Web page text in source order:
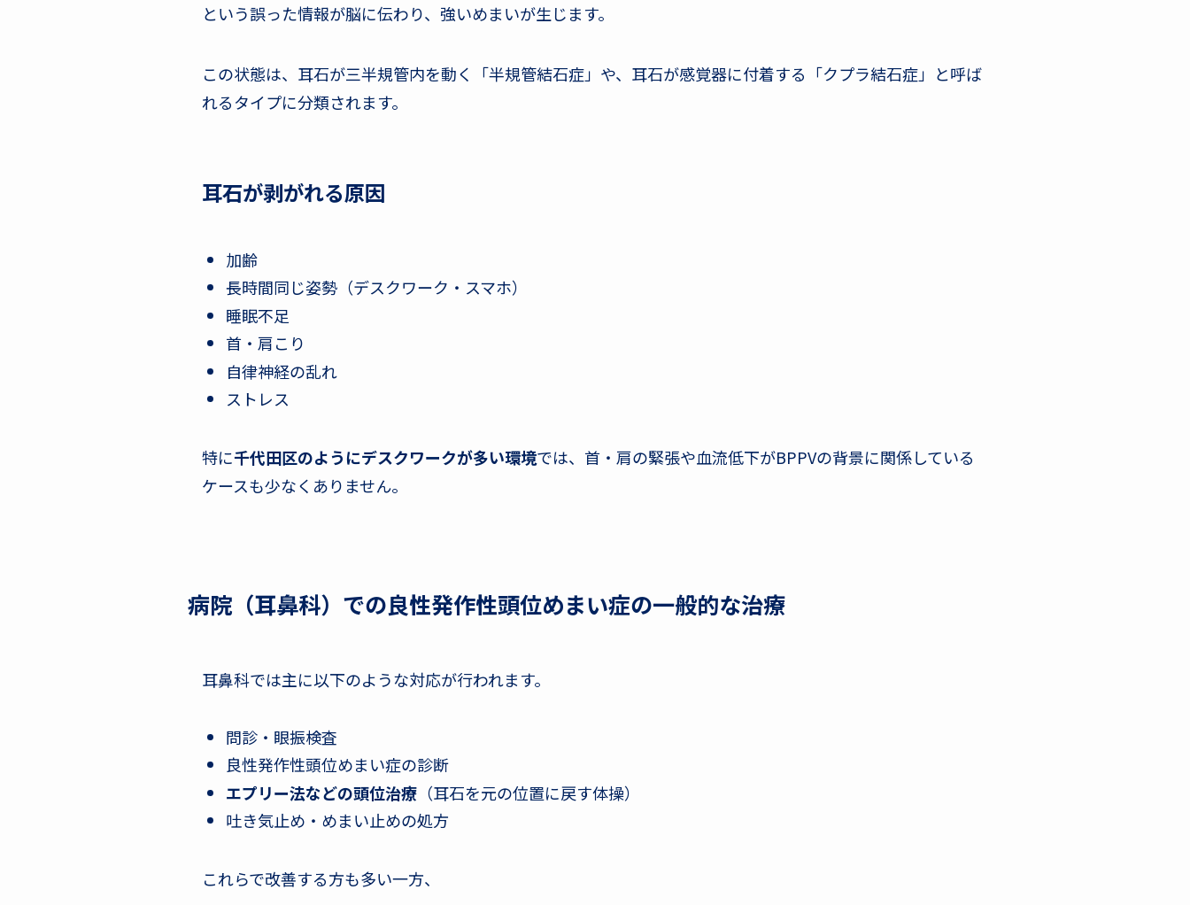
という誤った情報が脳に伝わり、強いめまいが生じます。
この状態は、耳石が三半規管内を動く「半規管結石症」や、耳石が感覚器に付着する「クプラ結石症」と呼ば
れるタイプに分類されます。
耳石が剥がれる原因
加齢
長時間同じ姿勢（デスクワーク・スマホ）
睡眠不足
首・肩こり
自律神経の乱れ
ストレス
特に千代田区のようにデスクワークが多い環境では、首・肩の緊張や血流低下がBPPVの背景に関係している
ケースも少なくありません。
病院（耳鼻科）での良性発作性頭位めまい症の一般的な治療
耳鼻科では主に以下のような対応が行われます。
問診・眼振検査
良性発作性頭位めまい症の診断
エプリー法などの頭位治療 （耳石を元の位置に戻す体操）
吐き気止め・めまい止めの処方
これらで改善する方も多い一方、